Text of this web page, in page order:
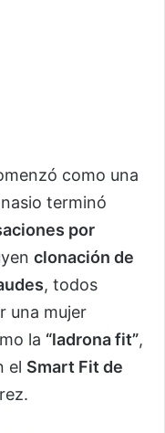
como una
terminó
por
clonación de
, todos
una mujer
la “ladrona fit”,
el Smart Fit de